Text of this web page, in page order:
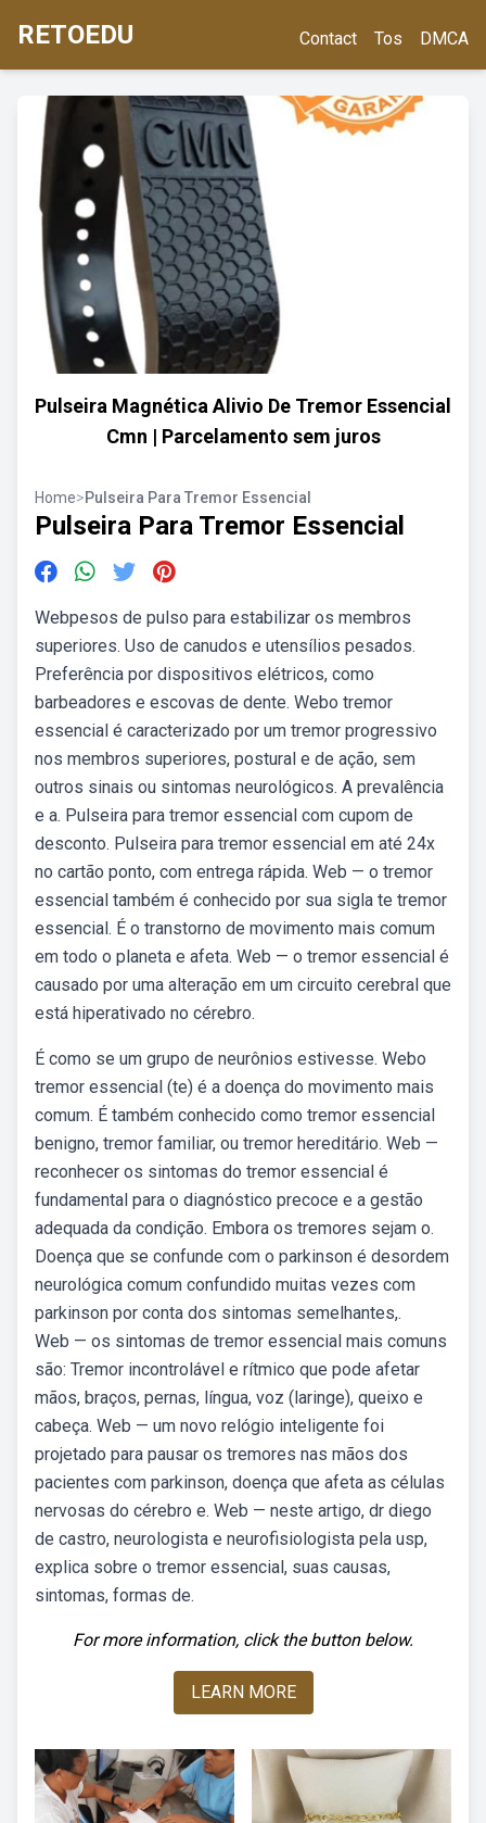
RETOEDU Contact Tos DMCA
Pulseira Magnética Alivio De Tremor Essencial
Cmn | Parcelamento sem juros
Home>Pulseira Para Tremor Essencial
Pulseira Para Tremor Essencial
Webpesos de pulso para estabilizar os membros
superiores. Uso de canudos e utensílios pesados.
Preferência por dispositivos elétricos, como
barbeadores e escovas de dente. Webo tremor
essencial é caracterizado por um tremor progressivo
nos membros superiores, postural e de ação, sem
outros sinais ou sintomas neurológicos. A prevalência
e a. Pulseira para tremor essencial com cupom de
desconto. Pulseira para tremor essencial em até 24x
no cartão ponto, com entrega rápida. Web — o tremor
essencial também é conhecido por sua sigla te tremor
essencial. É o transtorno de movimento mais comum
em todo o planeta e afeta. Web — o tremor essencial é
causado por uma alteração em um circuito cerebral que
está hiperativado no cérebro.
É como se um grupo de neurônios estivesse. Webo
tremor essencial (te) é a doença do movimento mais
comum. É também conhecido como tremor essencial
benigno, tremor familiar, ou tremor hereditário. Web —
reconhecer os sintomas do tremor essencial é
fundamental para o diagnóstico precoce e a gestão
adequada da condição. Embora os tremores sejam o.
Doença que se confunde com o parkinson é desordem
neurológica comum confundido muitas vezes com
parkinson por conta dos sintomas semelhantes,.
Web — os sintomas de tremor essencial mais comuns
são: Tremor incontrolável e rítmico que pode afetar
mãos, braços, pernas, língua, voz (laringe), queixo e
cabeça. Web — um novo relógio inteligente foi
projetado para pausar os tremores nas mãos dos
pacientes com parkinson, doença que afeta as células
nervosas do cérebro e. Web — neste artigo, dr diego
de castro, neurologista e neurofisiologista pela usp,
explica sobre o tremor essencial, suas causas,
sintomas, formas de.
For more information, click the button below.
LEARN MORE